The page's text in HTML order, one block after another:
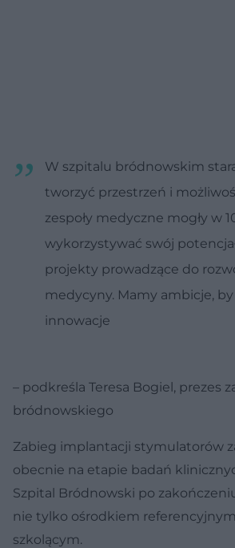
W szpitalu bródnowskim
tworzyć przestrzeń i
zespoły medyczne mogły w
wykorzystywać swój
projekty prowadzące do
medycyny. Mamy ambicje,
innowacje
– podkreśla Teresa Bogiel, prezes
bródnowskiego
Zabieg implantacji stymulatorów
obecnie na etapie badań
Szpital Bródnowski po
nie tylko ośrodkiem
szkolącym.